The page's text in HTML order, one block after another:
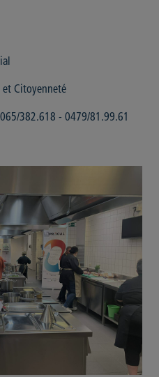
et Citoyenneté
382.618 - 0479/81.99.61